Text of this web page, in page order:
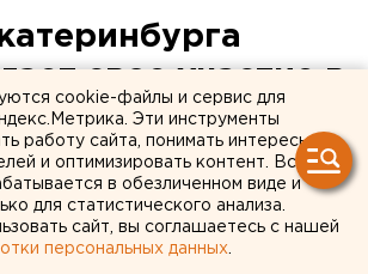
свое участие в
на
по
cookie-файлы и сервис для
Эти инструменты
работу сайта, понимать интересы
и оптимизировать контент. Вся
в обезличенном виде и
для статистического анализа.
сайт, вы соглашаетесь с нашей
персональных данных